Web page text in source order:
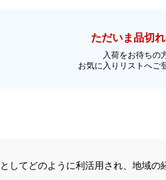
ただいま品切
入荷をお待ちの
お気に入りリストへご
してどのように利活用され、地域の